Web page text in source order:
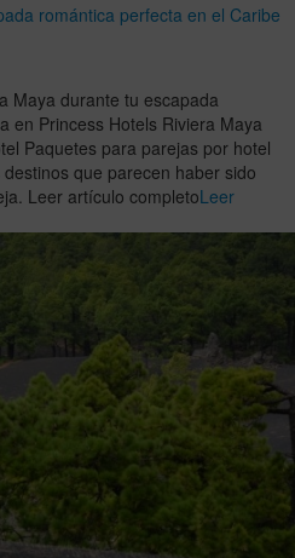
romántica perfecta en el Caribe
Maya durante tu escapada
en Princess Hotels Riviera Maya
Paquetes para parejas por hotel
que parecen haber sido
Leer artículo completoLeer